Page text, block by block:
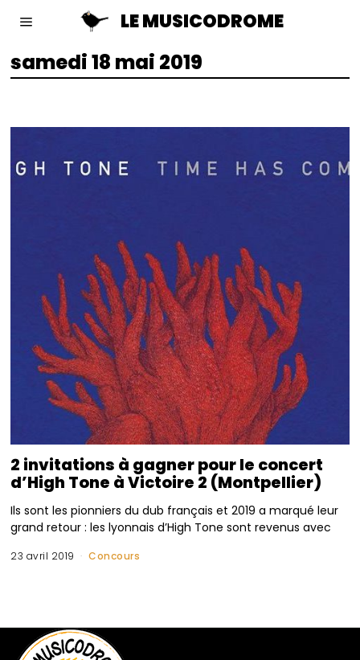
LE MUSICODROME
samedi 18 mai 2019
2 invitations à gagner pour le concert
d’High Tone à Victoire 2 (Montpellier)
Ils sont les pionniers du dub français et 2019 a marqué leur
grand retour : les lyonnais d’High Tone sont revenus avec
23 avril 2019 Concours